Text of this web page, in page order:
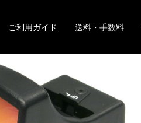
ご利用ガイド 送料・手数料